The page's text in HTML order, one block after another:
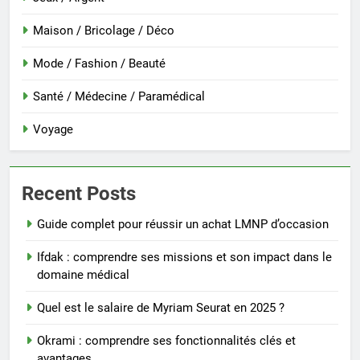
Maison / Bricolage / Déco
Mode / Fashion / Beauté
Santé / Médecine / Paramédical
Voyage
Recent Posts
Guide complet pour réussir un achat LMNP d’occasion
Ifdak : comprendre ses missions et son impact dans le
domaine médical
Quel est le salaire de Myriam Seurat en 2025 ?
Okrami : comprendre ses fonctionnalités clés et